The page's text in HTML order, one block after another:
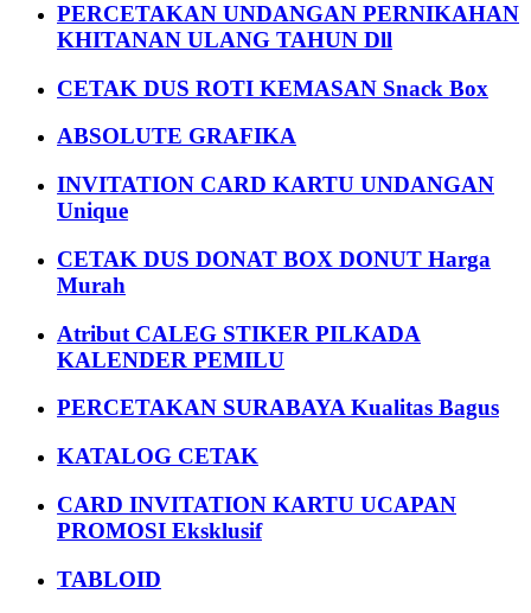
PERCETAKAN UNDANGAN PERNIKAHAN
KHITANAN ULANG TAHUN Dll
CETAK DUS ROTI KEMASAN Snack Box
ABSOLUTE GRAFIKA
INVITATION CARD KARTU UNDANGAN
Unique
CETAK DUS DONAT BOX DONUT Harga
Murah
Atribut CALEG STIKER PILKADA
KALENDER PEMILU
PERCETAKAN SURABAYA Kualitas Bagus
KATALOG CETAK
CARD INVITATION KARTU UCAPAN
PROMOSI Eksklusif
TABLOID